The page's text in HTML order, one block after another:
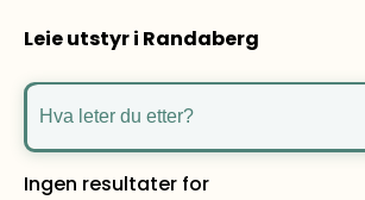
Leie utstyr i Randaberg
Hva leter du etter?
Ingen resultater for